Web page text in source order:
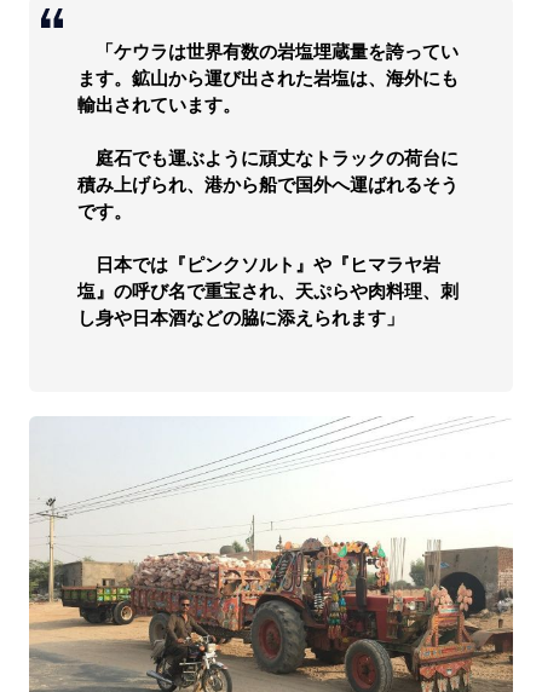
「ケウラは世界有数の岩塩埋蔵量を誇ってい
ます。鉱山から運び出された岩塩は、海外にも
輸出されています。
庭石でも運ぶように頑丈なトラックの荷台に
積み上げられ、港から船で国外へ運ばれるそう
です。
日本では『ピンクソルト』や『ヒマラヤ岩
塩』の呼び名で重宝され、天ぷらや肉料理、刺
し身や日本酒などの脇に添えられます」